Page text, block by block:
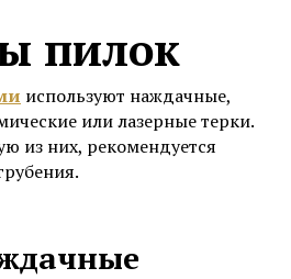
пилок
используют наждачные,
или лазерные терки.
из них, рекомендуется